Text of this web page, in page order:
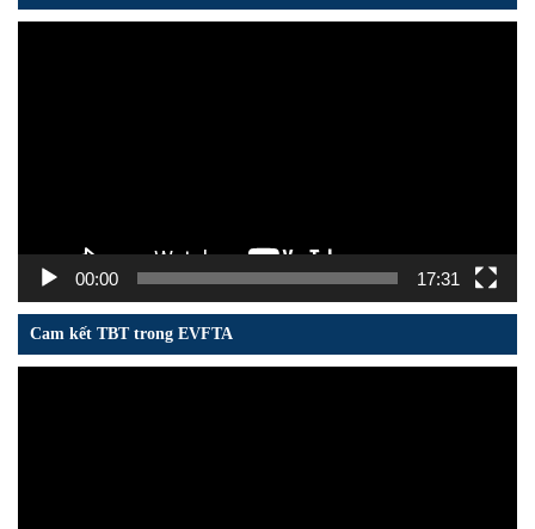
00:00 17:31
Cam kết TBT trong EVFTA